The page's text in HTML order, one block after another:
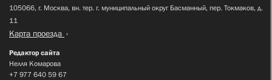
105066, г. Москва, вн. тер. г. муниципальный округ Басманный, пер. Токмаков, д.
11
Карта проезда
Редактор сайта
Нелля Комарова
+7 977 640 59 67